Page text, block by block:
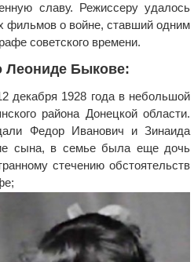
славу. Режиссеру удалось
фильмов о войне, ставший одним
советского времени.
Леониде Быкове:
декабря 1928 года в небольшой
района Донецкой области.
Федор Иванович и Зинаида
сына, в семье была еще дочь
стечению обстоятельств